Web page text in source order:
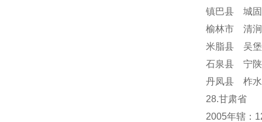
镇巴县 城
榆林市 清
米脂县 吴
石泉县 宁
丹凤县 柞
28.甘肃省
2005年辖：